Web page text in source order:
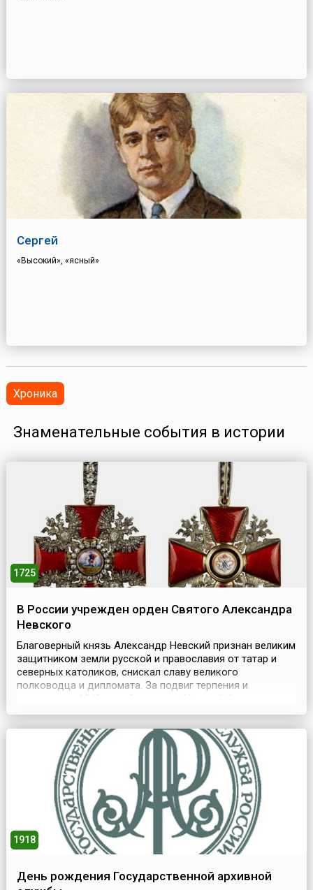
Сергей
«Высокий», «ясный»
Хроника
Знаменательные события в истории
1725
В России учрежден орден Святого Александра
Невского
Благоверный князь Александр Невский признан великим
защитником земли русской и православия от татар и
северных католиков, снискал славу великого
полководца и дипломата. За подвиг терпения и
причислен к лику святых. В его честь в 1710 году в
куда в 1724 году Петр I повелел перевезти останки
князя.(21 ...
1918
День рождения Государственной архивной